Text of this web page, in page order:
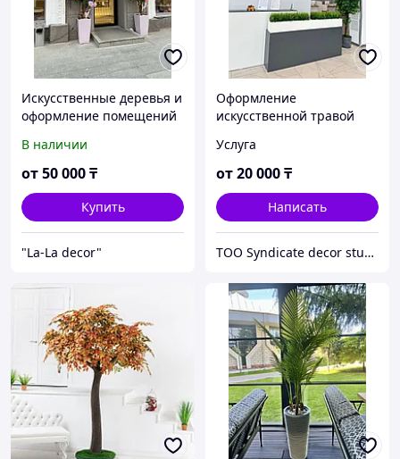
Искусственные деревья и
оформление помещений
В наличии
от50 000₸
Купить
"La-La decor"
Оформление
искусственной травой
Услуга
от20 000₸
Написать
TOO Syndicate decor studio